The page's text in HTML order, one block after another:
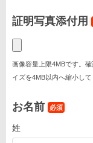
証明写真添付用
画像容量上限4MBです。
イズを4MB以内へ縮小して
お名前 必須
姓